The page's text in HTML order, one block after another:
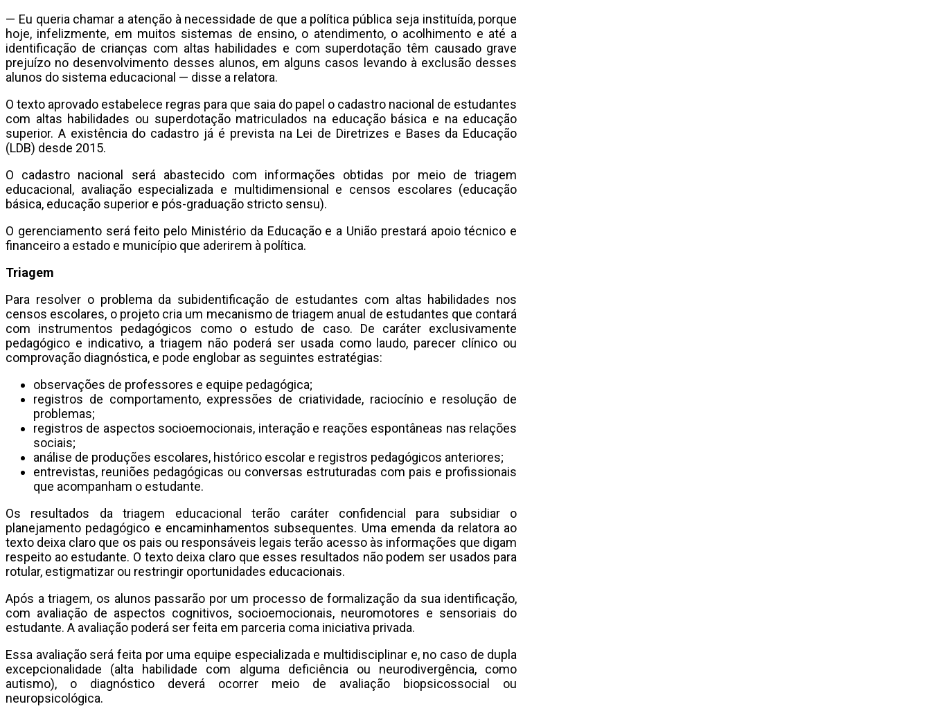
— Eu queria chamar a atenção à necessidade de que a política pública seja instituída, porque
hoje, infelizmente, em muitos sistemas de ensino, o atendimento, o acolhimento e até a
identificação de crianças com altas habilidades e com superdotação têm causado grave
prejuízo no desenvolvimento desses alunos, em alguns casos levando à exclusão desses
alunos do sistema educacional — disse a relatora.
O texto aprovado estabelece regras para que saia do papel o cadastro nacional de estudantes
com altas habilidades ou superdotação matriculados na educação básica e na educação
superior. A existência do cadastro já é prevista na Lei de Diretrizes e Bases da Educação
(LDB) desde 2015.
O cadastro nacional será abastecido com informações obtidas por meio de triagem
educacional, avaliação especializada e multidimensional e censos escolares (educação
básica, educação superior e pós-graduação stricto sensu).
O gerenciamento será feito pelo Ministério da Educação e a União prestará apoio técnico e
financeiro a estado e município que aderirem à política.
Triagem
Para resolver o problema da subidentificação de estudantes com altas habilidades nos
censos escolares, o projeto cria um mecanismo de triagem anual de estudantes que contará
com instrumentos pedagógicos como o estudo de caso. De caráter exclusivamente
pedagógico e indicativo, a triagem não poderá ser usada como laudo, parecer clínico ou
comprovação diagnóstica, e pode englobar as seguintes estratégias:
observações de professores e equipe pedagógica;
registros de comportamento, expressões de criatividade, raciocínio e resolução de
problemas;
registros de aspectos socioemocionais, interação e reações espontâneas nas relações
sociais;
análise de produções escolares, histórico escolar e registros pedagógicos anteriores;
entrevistas, reuniões pedagógicas ou conversas estruturadas com pais e profissionais
que acompanham o estudante.
Os resultados da triagem educacional terão caráter confidencial para subsidiar o
planejamento pedagógico e encaminhamentos subsequentes. Uma emenda da relatora ao
texto deixa claro que os pais ou responsáveis legais terão acesso às informações que digam
respeito ao estudante. O texto deixa claro que esses resultados não podem ser usados para
rotular, estigmatizar ou restringir oportunidades educacionais.
Após a triagem, os alunos passarão por um processo de formalização da sua identificação,
com avaliação de aspectos cognitivos, socioemocionais, neuromotores e sensoriais do
estudante. A avaliação poderá ser feita em parceria coma iniciativa privada.
Essa avaliação será feita por uma equipe especializada e multidisciplinar e, no caso de dupla
excepcionalidade (alta habilidade com alguma deficiência ou neurodivergência, como
autismo), o diagnóstico deverá ocorrer meio de avaliação biopsicossocial ou
neuropsicológica.